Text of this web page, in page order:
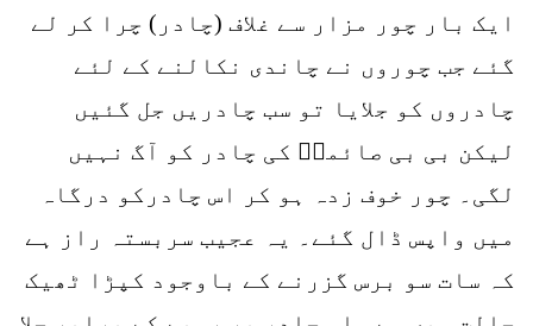
ایک بار چور مزار سے غلاف (چادر) چرا کر لے
گئے جب چوروں نے چاندی نکالنے کے لئے
چادروں کو جلایا تو سب چادریں جل گئیں
لیکن بی بی صائمہؒ کی چادر کو آگ نہیں
لگی۔ چور خوف زدہ ہو کر اس چادرکو درگاہ
میں واپس ڈال گئے۔ یہ عجیب سربستہ راز ہے
کہ سات سو برس گزرنے کے باوجود کپڑا ٹھیک